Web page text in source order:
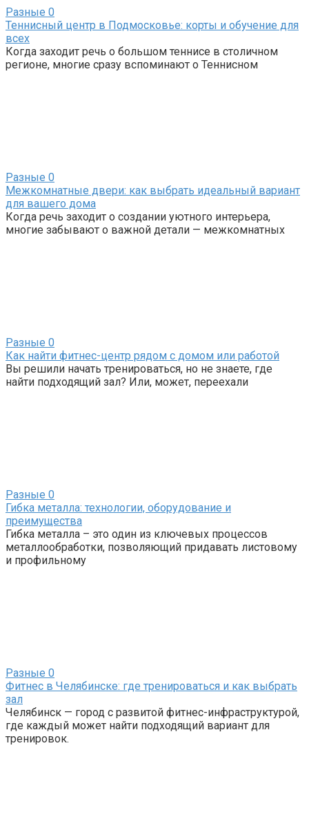
Разные 0
Теннисный центр в Подмосковье: корты и обучение для
всех
Когда заходит речь о большом теннисе в столичном
регионе, многие сразу вспоминают о Теннисном
Разные 0
Межкомнатные двери: как выбрать идеальный вариант
для вашего дома
Когда речь заходит о создании уютного интерьера,
многие забывают о важной детали — межкомнатных
Разные 0
Как найти фитнес-центр рядом с домом или работой
Вы решили начать тренироваться, но не знаете, где
найти подходящий зал? Или, может, переехали
Разные 0
Гибка металла: технологии, оборудование и
преимущества
Гибка металла – это один из ключевых процессов
металлообработки, позволяющий придавать листовому
и профильному
Разные 0
Фитнес в Челябинске: где тренироваться и как выбрать
зал
Челябинск — город с развитой фитнес-инфраструктурой,
где каждый может найти подходящий вариант для
тренировок.